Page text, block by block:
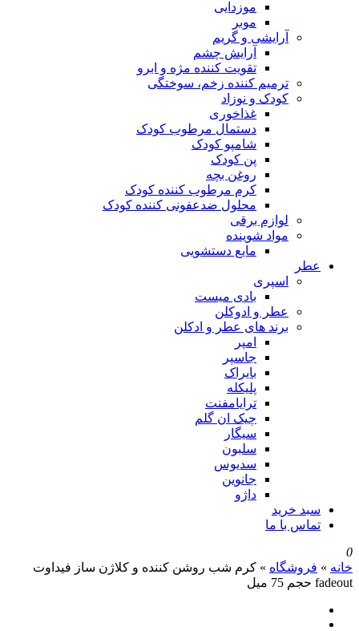
موزدایی
آرایشی و گریم
آرایش چشم
تقویت کننده مژه و ابرو
ترمیم کننده زخم، سوختگی
کودک و نوزاد
غذاخوری
دستمال مرطوب کودک
شامپو کودک
پن کودک
روغن بچه
کرم مرطوب کننده کودک
محلول ضدعفونی کننده کودک
لوازم برقی
مواد شوینده
مایع دستشویی
اسپری
بادی میست
عطر و ادوکلن
برند های عطر و ادکلن
ترایامفنت
چیک ان گلم
سدیوس
خرید
با ما
» کرم شب روشن کننده و کلاژن ساز فیداوت